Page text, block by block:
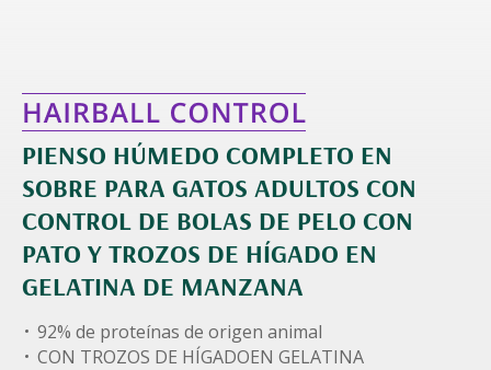
PIENSO HÚMEDO COMPLETO EN
SOBRE PARA GATOS ADULTOS CON
CONTROL DE BOLAS DE PELO CON
PATO Y TROZOS DE HÍGADO EN
GELATINA DE MANZANA
92% de proteínas de origen animal
CON TROZOS DE HÍGADOEN GELATINA